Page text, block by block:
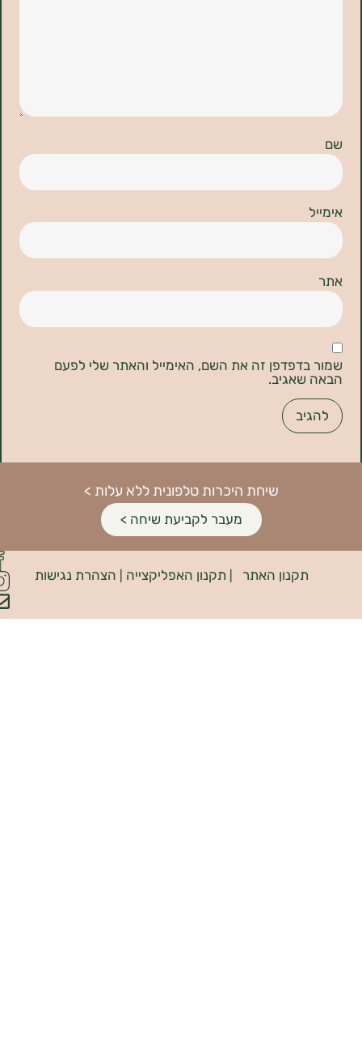
זה את השם, האימייל והאתר שלי לפעם
שיחת היכרות טלפונית ללא עלות >
מעבר לקביעת שיחה >
האתר|תקנון האפליקצייה|הצהרת נגישות האתר:
INDIANA